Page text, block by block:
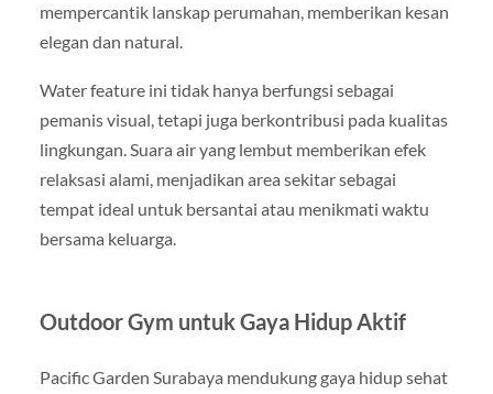
mempercantik lanskap perumahan, memberikan kesan
elegan dan natural.
Water feature ini tidak hanya berfungsi sebagai
pemanis visual, tetapi juga berkontribusi pada kualitas
lingkungan. Suara air yang lembut memberikan efek
relaksasi alami, menjadikan area sekitar sebagai
tempat ideal untuk bersantai atau menikmati waktu
bersama keluarga.
Outdoor Gym untuk Gaya Hidup Aktif
Pacific Garden Surabaya mendukung gaya hidup sehat